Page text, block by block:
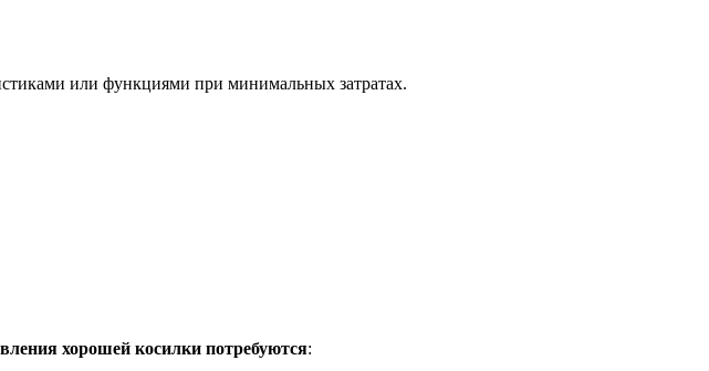
или функциями при минимальных затратах.
хорошей косилки потребуются: